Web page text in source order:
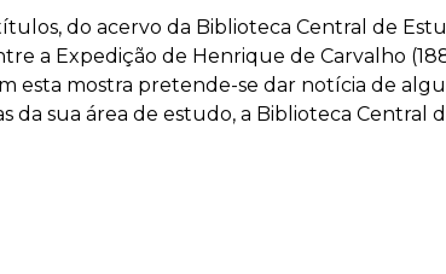
do acervo da Biblioteca Central de
a Expedição de Henrique de Carvalho
esta mostra pretende-se dar notícia de
sua área de estudo, a Biblioteca Central